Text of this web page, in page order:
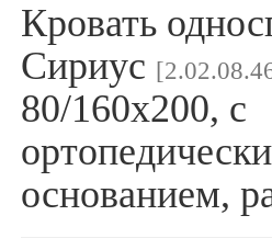
Кровать
Сириус
80/160х200, с
основанием,